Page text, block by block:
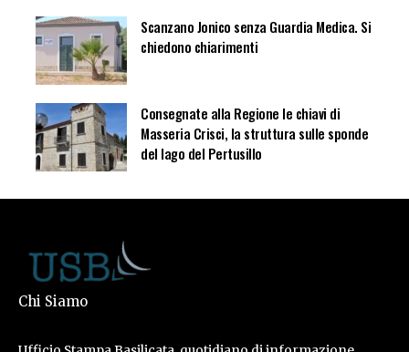
Scanzano Jonico senza Guardia Medica. Si
chiedono chiarimenti
Consegnate alla Regione le chiavi di
Masseria Crisci, la struttura sulle sponde
del lago del Pertusillo
Chi Siamo